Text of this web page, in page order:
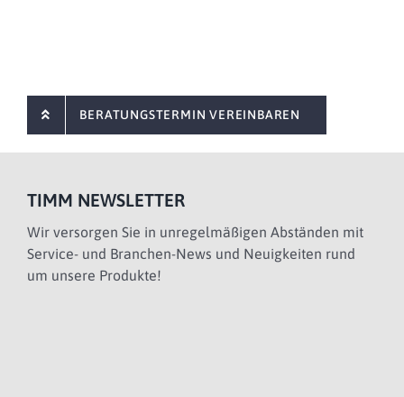
BERATUNGSTERMIN VEREINBAREN
TIMM NEWSLETTER
Wir versorgen Sie in unregelmäßigen Abständen mit
Service- und Branchen-News und Neuigkeiten rund
um unsere Produkte!